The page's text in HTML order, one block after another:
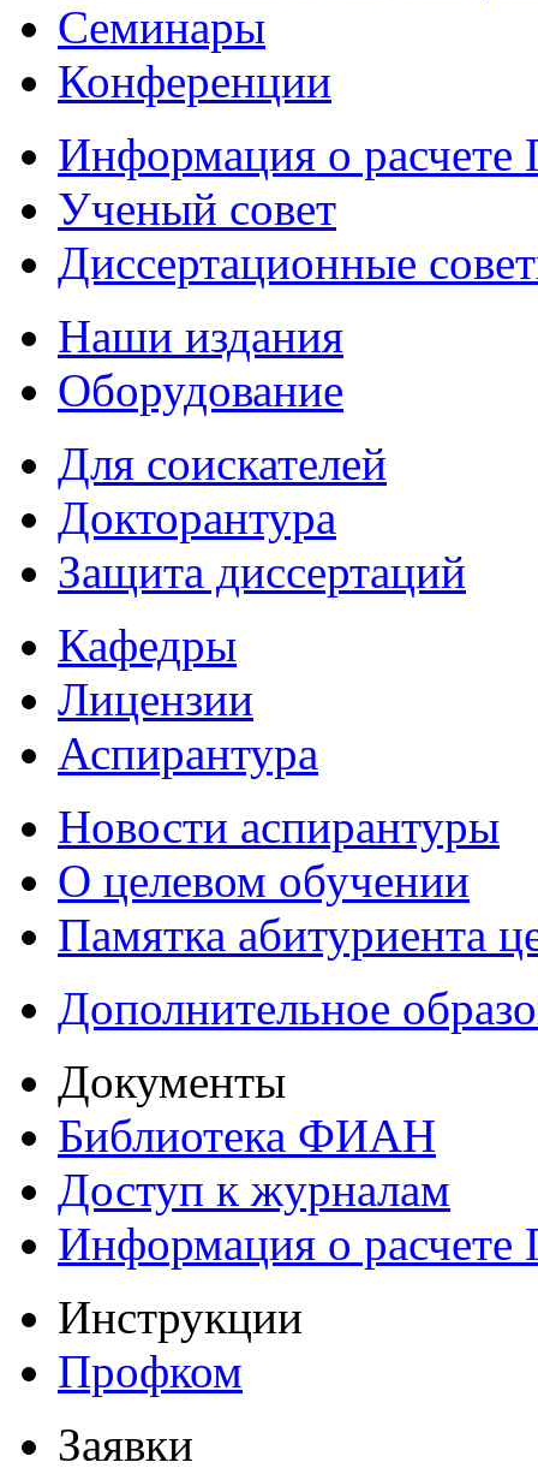
Семинары
Конференции
Информация о
Ученый совет
Диссертационные
Наши издания
Оборудование
Для соискателей
Докторантура
Защита диссертаций
Кафедры
Лицензии
Аспирантура
Новости аспирантуры
О целевом обучении
Памятка абитуриента
Дополнительное
Документы
Библиотека ФИАН
Доступ к журналам
Информация о
Инструкции
Профком
Заявки